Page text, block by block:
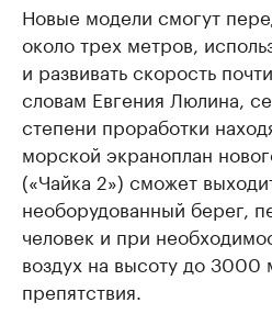
Новые модели смогут
около трех метров,
и развивать скорость
словам Евгения Люлина,
степени проработки
морской экраноплан
(«Чайка 2») сможет
необорудованный берег,
человек и при
воздух на высоту до 3000
препятствия.